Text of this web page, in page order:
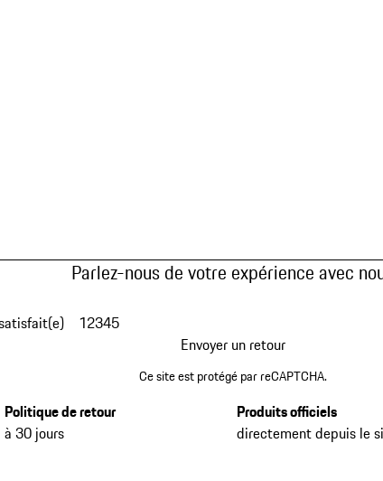
Parlez-nous de votre expérience avec
12345
Envoyer un retour
Ce site est protégé par reCAPTCHA.
Politique de retour
à 30 jours
Produits officiels
directement depuis le